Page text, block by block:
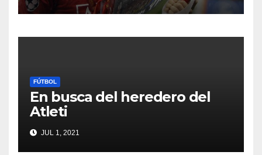
FÚTBOL
En busca del heredero del
Atleti
JUL 1, 2021